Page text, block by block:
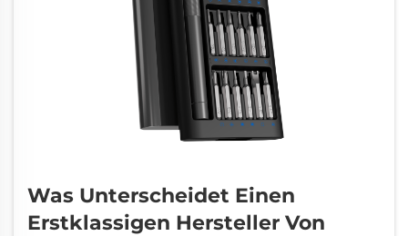
Was Unterscheidet Einen
Erstklassigen Hersteller Von